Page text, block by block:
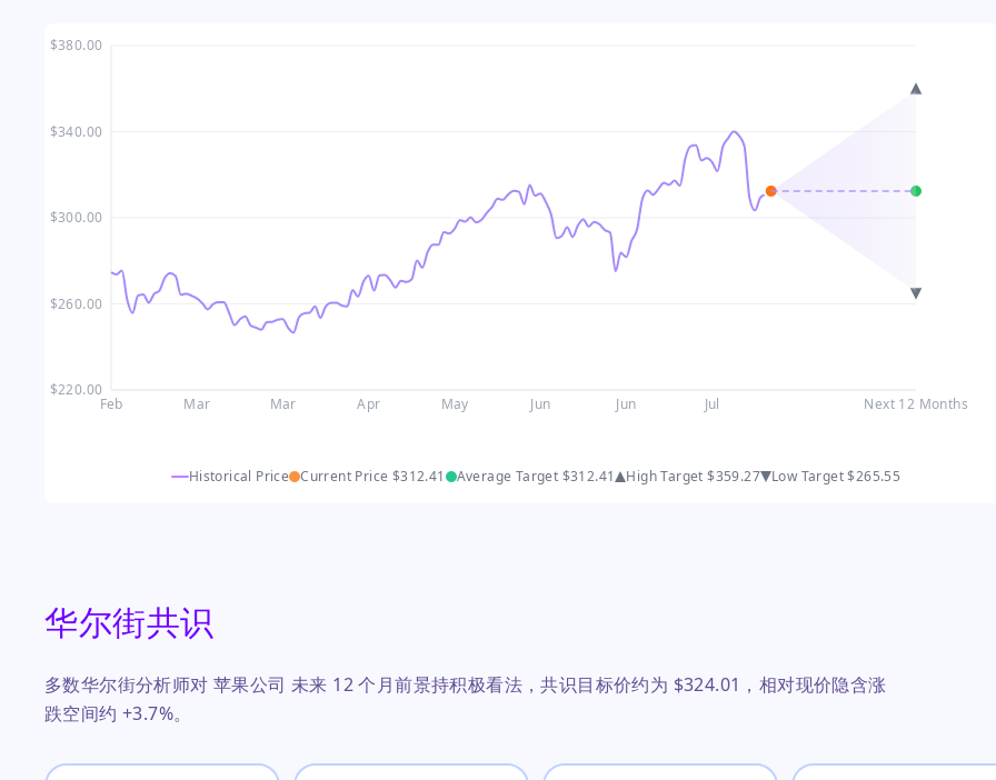
$220.00
$260.00
$300.00
$340.00
$380.00
Feb Mar Mar Apr May Jun Jun Jul Next 12 Months
Historical Price Current Price $312.41 Average Target $312.41 High Target$359.27 Low Target$265.55
华尔街共识
多数华尔街分析师对 苹果公司 未来 12 个月前景持积极看法，共识目标价约为 $324.01，相对现价隐含涨
跌空间约 +3.7%。